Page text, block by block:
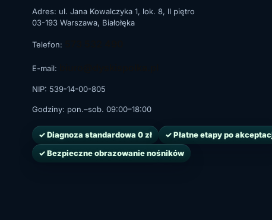
Adres: ul. Jana Kowalczyka 1, lok. 8, II piętro
03-193 Warszawa, Białołęka
Telefon:
E-mail:
NIP: 539-14-00-805
Godziny: pon.–sob. 09:00–18:00
✓ Diagnoza standardowa 0 zł
✓ Płatne etapy po
✓ Bezpieczne obrazowanie nośników